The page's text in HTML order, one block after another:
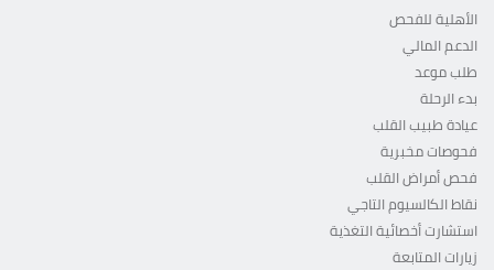
الأهلية للفحص
الدعم المالي
طلب موعد
بدء الرحلة
عيادة طبيب القلب
فحوصات مخبرية
فحص أمراض القلب
نقاط الكالسيوم التاجي
استشارت أخصائية التغذية
زيارات المتابعة